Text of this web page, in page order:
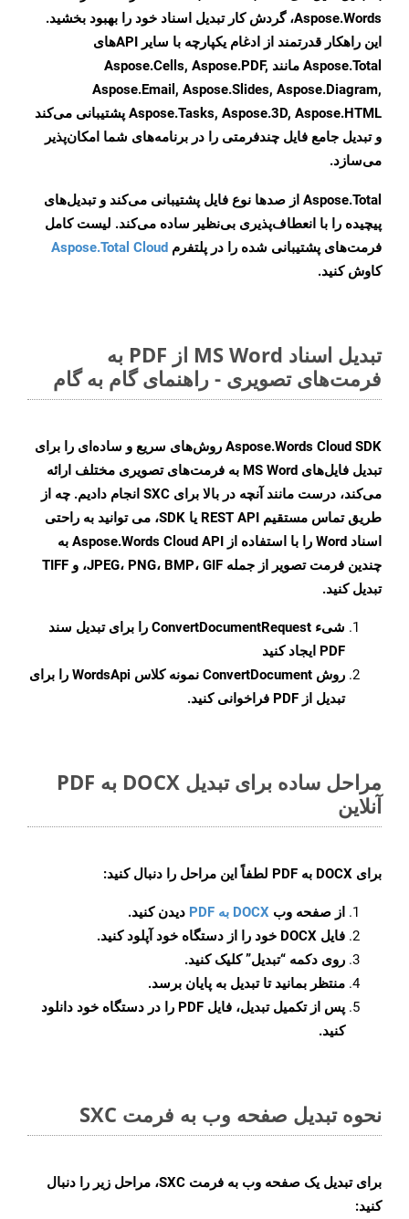
Aspose.Words، گردش کار تبدیل اسناد خود را بهبود بخشید.
این راهکار قدرتمند از ادغام یکپارچه با سایر APIهای
Aspose.Total مانند Aspose.Cells, Aspose.PDF,
Aspose.Email, Aspose.Slides, Aspose.Diagram,
Aspose.Tasks, Aspose.3D, Aspose.HTML پشتیبانی می‌کند
و تبدیل جامع فایل چندفرمتی را در برنامه‌های شما امکان‌پذیر
می‌سازد.
Aspose.Total از صدها نوع فایل پشتیبانی می‌کند و تبدیل‌های
پیچیده را با انعطاف‌پذیری بی‌نظیر ساده می‌کند. لیست کامل
فرمت‌های پشتیبانی شده را در پلتفرم Aspose.Total Cloud
کاوش کنید.
تبدیل اسناد MS Word از PDF به
فرمت‌های تصویری - راهنمای گام به گام
Aspose.Words Cloud SDK روش‌های سریع و ساده‌ای را برای
تبدیل فایل‌های MS Word به فرمت‌های تصویری مختلف ارائه
می‌کند، درست مانند آنچه در بالا برای SXC انجام دادیم. چه از
طریق تماس مستقیم REST API یا SDK، می توانید به راحتی
اسناد Word را با استفاده از Aspose.Words Cloud API به
چندین فرمت تصویر از جمله JPEG، PNG، BMP، GIF، و TIFF
تبدیل کنید.
شیء ConvertDocumentRequest را برای تبدیل سند
PDF ایجاد کنید
روش ConvertDocument
نمونه کلاس WordsApi را برای
تبدیل از PDF فراخوانی کنید.
مراحل ساده برای تبدیل DOCX به PDF
آنلاین
برای DOCX به PDF لطفاً این مراحل را دنبال کنید:
از صفحه وب DOCX به PDF
دیدن کنید.
فایل DOCX خود را از دستگاه خود آپلود کنید.
روی دکمه “تبدیل”کلیک کنید.
منتظر بمانید تا تبدیل به پایان برسد.
پس از تکمیل تبدیل، فایل PDF را در دستگاه خود دانلود
کنید.
نحوه تبدیل صفحه وب به فرمت SXC
برای تبدیل یک صفحه وب به فرمت SXC، مراحل زیر را دنبال
کنید: